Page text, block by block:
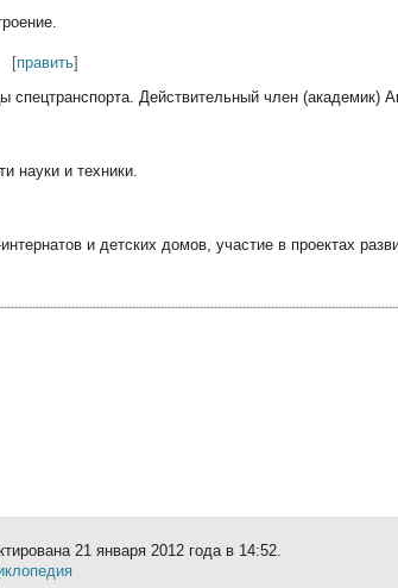
[править]
Действительный член (академик)
науки и техники.
и детских домов, участие в проектах
21 января 2012 года в 14:52.